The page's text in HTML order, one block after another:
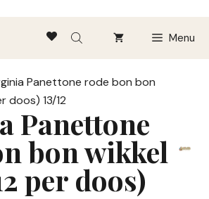
Menu
Panettone rode bon bon
doos) 13/12
Panettone
bon wikkel
per doos)